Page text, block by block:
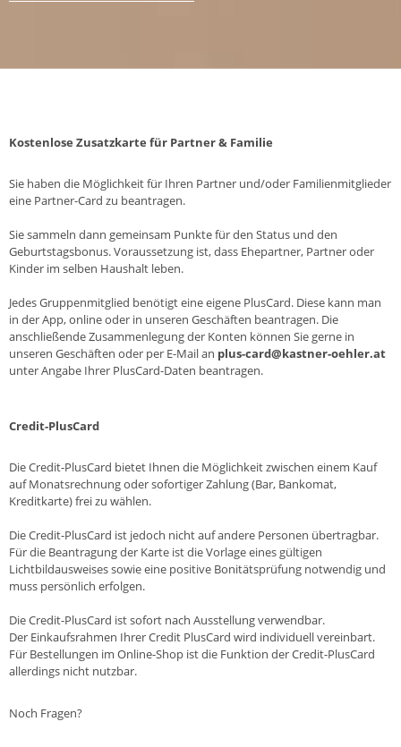
Kostenlose Zusatzkarte für Partner & Familie
Sie haben die Möglichkeit für Ihren Partner und/oder Familienmitglieder
eine Partner-Card zu beantragen.
Sie sammeln dann gemeinsam Punkte für den Status und den
Geburtstagsbonus. Voraussetzung ist, dass Ehepartner, Partner oder
Kinder im selben Haushalt leben.
Jedes Gruppenmitglied benötigt eine eigene PlusCard. Diese kann man
in der App, online oder in unseren Geschäften beantragen. Die
anschließende Zusammenlegung der Konten können Sie gerne in
unseren Geschäften oder per E-Mail an plus-card@kastner-oehler.at
unter Angabe Ihrer PlusCard-Daten beantragen.
Credit-PlusCard
Die Credit-PlusCard bietet Ihnen die Möglichkeit zwischen einem Kauf
auf Monatsrechnung oder sofortiger Zahlung (Bar, Bankomat,
Kreditkarte) frei zu wählen.
Die Credit-PlusCard ist jedoch nicht auf andere Personen übertragbar.
Für die Beantragung der Karte ist die Vorlage eines gültigen
Lichtbildausweises sowie eine positive Bonitätsprüfung notwendig und
muss persönlich erfolgen.
Die Credit-PlusCard ist sofort nach Ausstellung verwendbar.
Der Einkaufsrahmen Ihrer Credit PlusCard wird individuell vereinbart.
Für Bestellungen im Online-Shop ist die Funktion der Credit-PlusCard
allerdings nicht nutzbar.
Noch Fragen?